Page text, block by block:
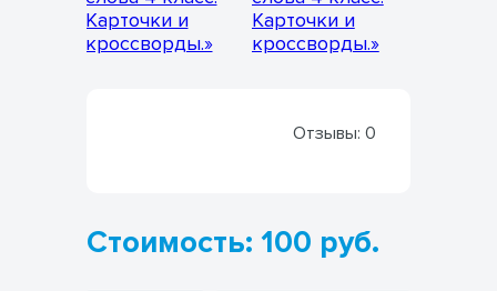
Отзывы: 0
Стоимость: 100 руб.